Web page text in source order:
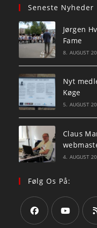
Seneste Nyheder
Jørgen
Fame
8. AUGUST
Nyt
Køge
5. AUGUST
Claus
4. AUGUST
Følg Os På: